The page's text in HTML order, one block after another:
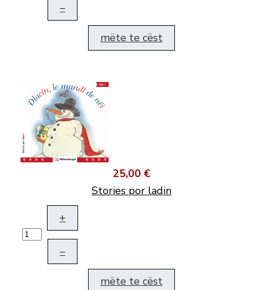
–
mëte te cëst
25,00 €
Stories por ladin
+
–
mëte te cëst